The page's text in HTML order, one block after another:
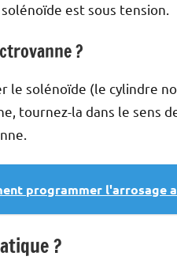
est sous tension.
?
le solénoïde (le cylindre
tournez-la dans le sens
programmer l'arrosage
?